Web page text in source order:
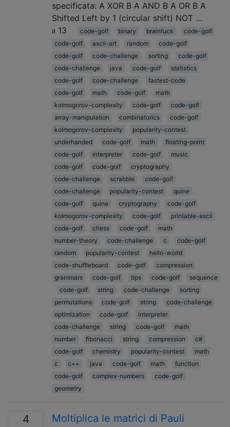
specificata: A XOR B A AND B A OR B A
Shifted Left by 1 (circular shift) NOT …
13
code-golf binary brainfuck
code-golf
code-golf
ascii-art random
code-golf
code-golf
code-challenge sorting
code-golf
code-challenge
java code-golf
statistics
code-golf
code-challenge
fastest-code
code-golf
math code-golf
math
kolmogorov-complexity
code-golf
code-golf
array-manipulation
combinatorics
code-golf
kolmogorov-complexity
popularity-contest
underhanded
code-golf math
floating-point
code-golf
interpreter code-golf
music
code-golf
code-golf
cryptography
code-challenge
scrabble
code-golf
code-challenge
popularity-contest
quine
code-golf
quine cryptography
code-golf
kolmogorov-complexity
code-golf
printable-ascii
code-golf
chess code-golf
math
number-theory
code-challenge c
code-golf
random
popularity-contest
hello-world
code-shuffleboard
code-golf
compression
grammars
code-golf tips code-golf
sequence
code-golf
string code-challenge
sorting
permutations
code-golf string
code-challenge
optimization
code-golf
interpreter
code-challenge
string code-golf
math
number
fibonacci string compression
c#
code-golf
chemistry popularity-contest
math
c
c++ java code-golf math
function
code-golf
complex-numbers
code-golf
geometry
4 Moltiplica le matrici di Pauli